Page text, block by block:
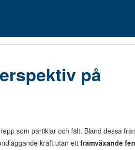
på
som partiklar och fält. Bland dessa
kraft utan ett framväxande